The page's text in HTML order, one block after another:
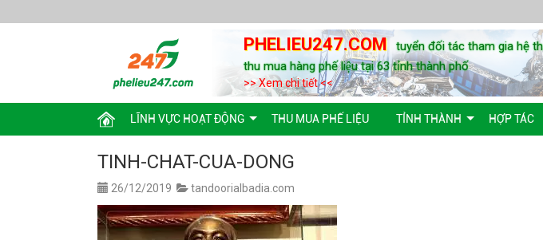
PHELIEU247.COM
tuyển đối tác tham gia hệ
thu mua hàng phế liệu tại 63 tỉnh thành phố
>> Xem chi tiết <<
LĨNH VỰC HOẠT ĐỘNG THU MUA PHẾ LIỆU TỈNH THÀNH HỢP TÁC
TINH-CHAT-CUA-DONG
26/12/2019 tandoorialbadia.com